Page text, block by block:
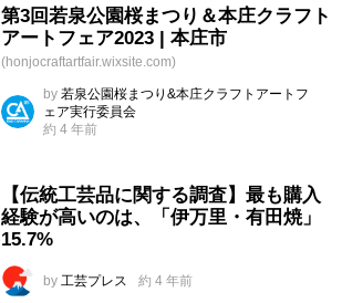
第3回若泉公園桜まつり＆本庄クラフト
アートフェア2023 | 本庄市
(honjocraftartfair.wixsite.com)
by 若泉公園桜まつり&本庄クラフトアートフ
ェア実行委員会
約 4 年前
【伝統工芸品に関する調査】最も購入
経験が高いのは、「伊万里・有田焼」
15.7%
by 工芸プレス 約 4 年前